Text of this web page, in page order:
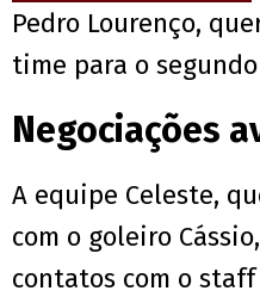
Pedro Lourenço,
time para o
Negociações
A equipe Celeste,
com o goleiro
contatos com o